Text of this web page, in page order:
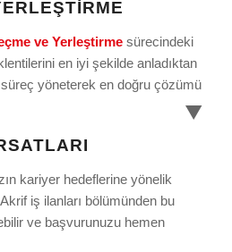
ve Yerleştirmesürecindeki
en iyi şekilde anladıktan
süreç yöneterek en doğru çözümü
kariyer hedeflerine yönelik
iş ilanları bölümünden bu
ve başvurunuzu hemen